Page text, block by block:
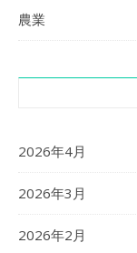
農業
2026年4月
2026年3月
2026年2月